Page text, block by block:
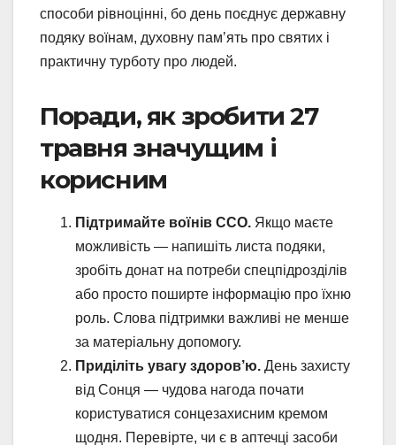
способи рівноцінні, бо день поєднує державну
подяку воїнам, духовну пам’ять про святих і
практичну турботу про людей.
Поради, як зробити 27
травня значущим і
корисним
Підтримайте воїнів ССО. Якщо маєте
можливість — напишіть листа подяки,
зробіть донат на потреби спецпідрозділів
або просто поширте інформацію про їхню
роль. Слова підтримки важливі не менше
за матеріальну допомогу.
Приділіть увагу здоров’ю. День захисту
від Сонця — чудова нагода почати
користуватися сонцезахисним кремом
щодня. Перевірте, чи є в аптечці засоби